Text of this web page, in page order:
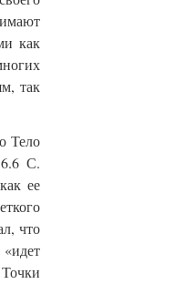
как
так
Тело
С.
ее
что